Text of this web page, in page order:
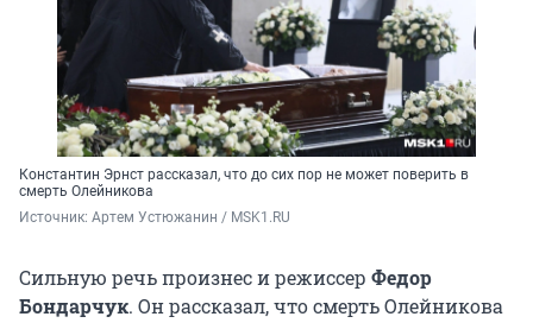
Константин Эрнст рассказал, что до сих пор не может поверить в
смерть Олейникова
Источник: Артем Устюжанин / MSK1.RU
Сильную речь произнес и режиссер Федор
Бондарчук. Он рассказал, что смерть Олейникова